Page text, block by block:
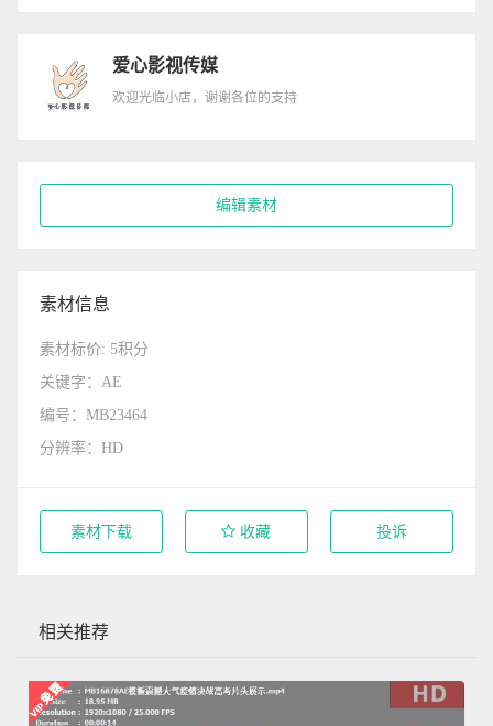
爱心影视传媒
欢迎光临小店，谢谢各位的支持
编辑素材
素材信息
素材标价: 5积分
关键字：AE
编号：MB23464
分辨率：HD
素材下载 收藏 投诉
相关推荐